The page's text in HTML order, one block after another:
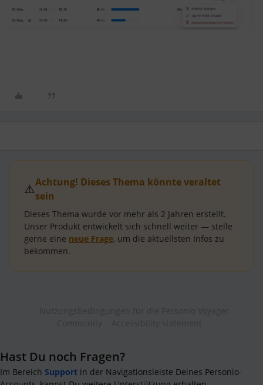
⚠️Achtung! Dieses Thema könnte veraltet
sein
Dieses Thema wurde vor mehr als 2 Jahren erstellt.
Unser Produkt entwickelt sich schnell weiter — stelle
gerne eine neue Frage, um die aktuellsten Infos zu
bekommen.
Hast Du noch Fragen?
Im Bereich Support in der Navigationsleiste Deines Personio-